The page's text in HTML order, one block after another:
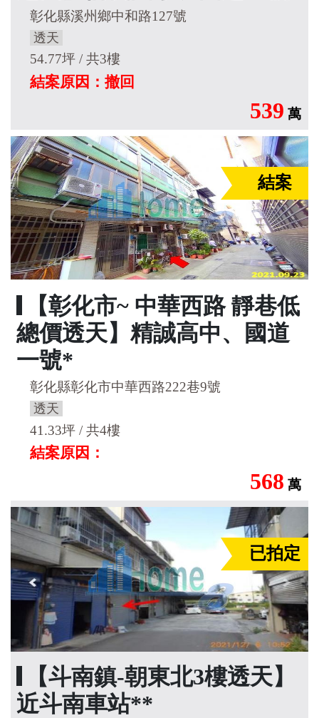
彰化縣溪州鄉中和路127號
透天
54.77坪 / 共3樓
結案原因：撤回
539 萬
結案
【彰化市~ 中華西路 靜巷低
總價透天】精誠高中、國道
一號*
彰化縣彰化市中華西路222巷9號
透天
41.33坪 / 共4樓
結案原因：
568 萬
已拍定
【斗南鎮-朝東北3樓透天】
近斗南車站**